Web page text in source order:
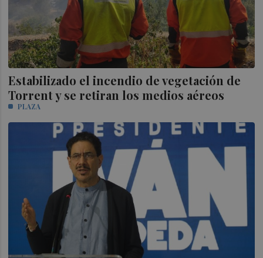
Estabilizado el incendio de vegetación de
Torrent y se retiran los medios aéreos
PLAZA